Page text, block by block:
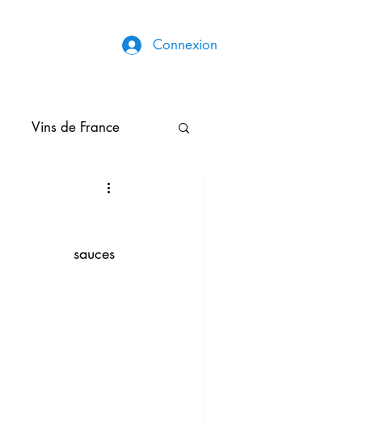
Connexion
Vins de France
Broderies & Couture
                                                                                                                 sauces